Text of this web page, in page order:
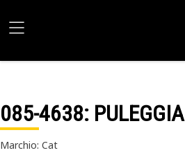
085-4638: PULEGGIA
Marchio: Cat